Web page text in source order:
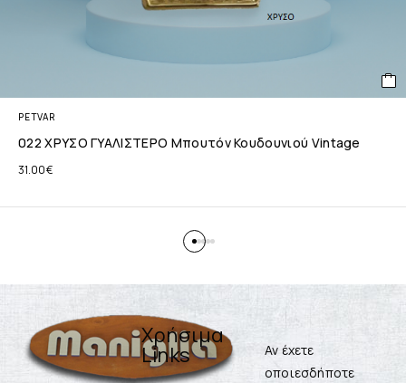
PETVAR
022 ΧΡΥΣΟ ΓΥΑΛΙΣΤΕΡΟ Μπουτόν Κουδουνιού Vintage
31.00€
Χρήσιμα
Links
Αν έχετε
οποιεσδήποτε